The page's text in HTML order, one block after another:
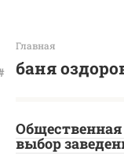
Главная
баня
Общественная
выбор